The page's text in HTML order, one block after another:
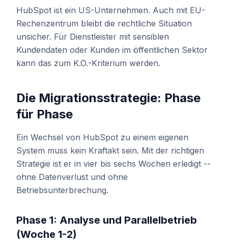
HubSpot ist ein US-Unternehmen. Auch mit EU-
Rechenzentrum bleibt die rechtliche Situation
unsicher. Für Dienstleister mit sensiblen
Kundendaten oder Kunden im öffentlichen Sektor
kann das zum K.O.-Kriterium werden.
Die Migrationsstrategie: Phase
für Phase
Ein Wechsel von HubSpot zu einem eigenen
System muss kein Kraftakt sein. Mit der richtigen
Strategie ist er in vier bis sechs Wochen erledigt --
ohne Datenverlust und ohne
Betriebsunterbrechung.
Phase 1: Analyse und Parallelbetrieb
(Woche 1-2)